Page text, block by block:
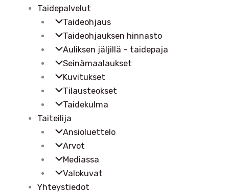
Taidepalvelut
Taideohjaus
Taideohjauksen hinnasto
Auliksen jäljillä – taidepaja
Seinämaalaukset
Kuvitukset
Tilausteokset
Taidekulma
Taiteilija
Ansioluettelo
Arvot
Mediassa
Valokuvat
Yhteystiedot